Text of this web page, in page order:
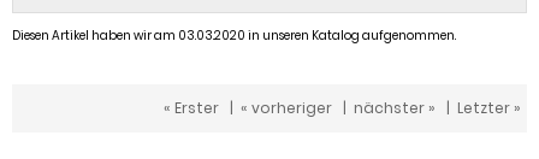
Diesen Artikel haben wir am 03.03.2020 in unseren Katalog aufgenommen.
« Erster | « vorheriger | nächster » | Letzter »